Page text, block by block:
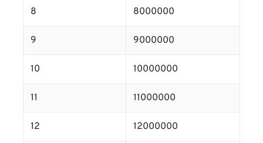
8 8000000
9 9000000
10 10000000
11 11000000
12 12000000